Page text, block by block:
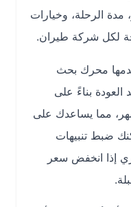
وخيارات
شركة طيران.
محرك بحث
بناءً على
يساعدك على
تنبيهات
انخفض سعر